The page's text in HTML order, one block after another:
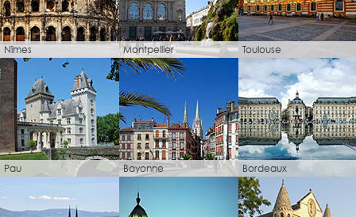
Nîmes Montpellier Toulouse
Pau Bayonne Bordeaux